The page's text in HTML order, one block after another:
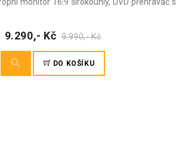
9.290,- Kč 9.990,- Kč
DO KOŠÍKU